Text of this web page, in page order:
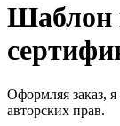
Шаблон
Оформляя заказ,
авторских прав.